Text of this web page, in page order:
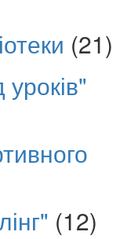
(21)
(12)